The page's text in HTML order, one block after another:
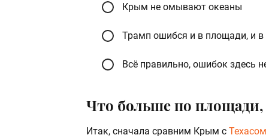
Крым не омывают океаны
Трамп ошибся и в площади, и
Всё правильно, ошибок здесь
Что больше по
Итак, сначала сравним Крым с Техасом